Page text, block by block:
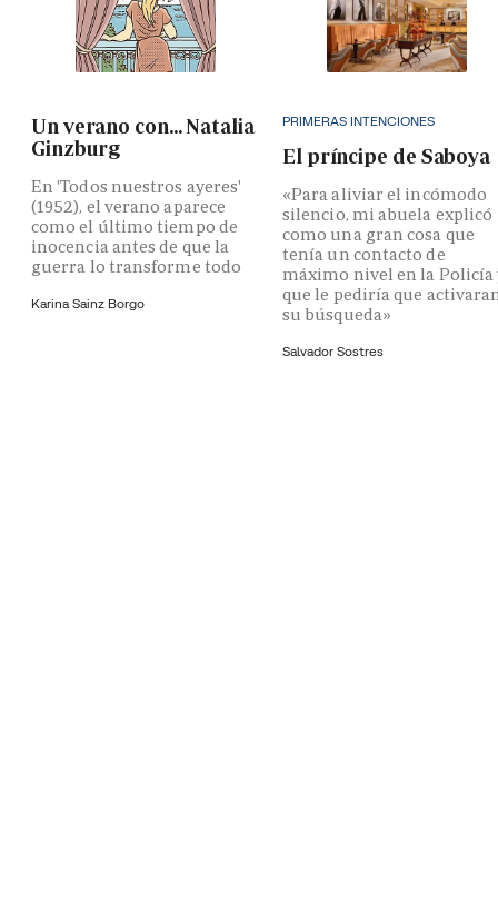
Un verano con... Natalia
Ginzburg
En 'Todos nuestros ayeres'
(1952), el verano aparece
como el último tiempo de
inocencia antes de que la
guerra lo transforme todo
Karina Sainz Borgo
PRIMERAS INTENCIONES
El príncipe de Saboya
«Para aliviar el incómodo
silencio, mi abuela explicó
como una gran cosa que
tenía un contacto de
máximo nivel en la Policía
que le pediría que
su búsqueda»
Salvador Sostres